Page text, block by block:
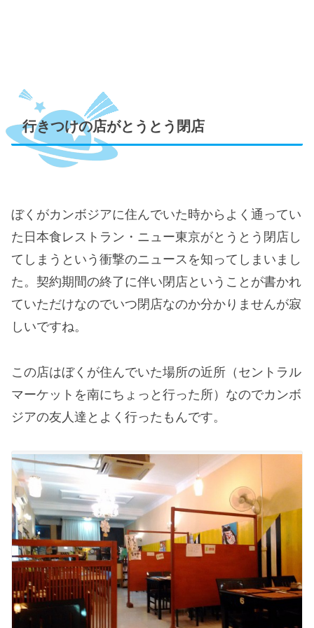
行きつけの店がとうとう閉店
ぼくがカンボジアに住んでいた時からよく通ってい
た日本食レストラン・ニュー東京がとうとう閉店し
てしまうという衝撃のニュースを知ってしまいまし
た。契約期間の終了に伴い閉店ということが書かれ
ていただけなのでいつ閉店なのか分かりませんが寂
しいですね。
この店はぼくが住んでいた場所の近所（セントラル
マーケットを南にちょっと行った所）なのでカンボ
ジアの友人達とよく行ったもんです。